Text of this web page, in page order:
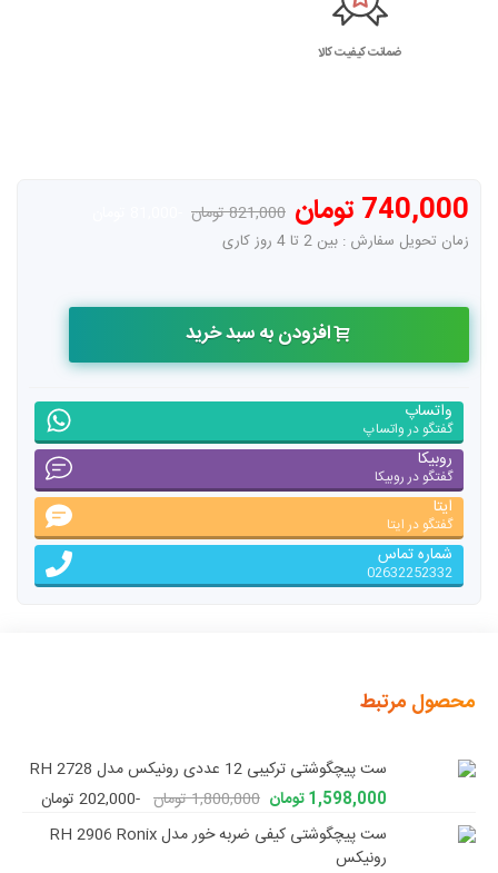
ضمانت کیفیت کالا
740,000 تومان 821,000 تومان
زمان تحویل سفارش : بین 2 تا 4 روز کاری
افزودن به سبد خرید
واتساپ
گفتگو در واتساپ
روبیکا
گفتگو در روبیکا
ایتا
گفتگو در ایتا
شماره تماس
02632252332
محصول مرتبط
ست پیچگوشتی ترکیبی 12 عددی رونیکس مدل RH 2728
1,598,000 تومان
1,800,000 تومان
-202,000 تومان
ست پیچگوشتی کیفی ضربه خور مدل RH 2906 Ronix
رونیکس